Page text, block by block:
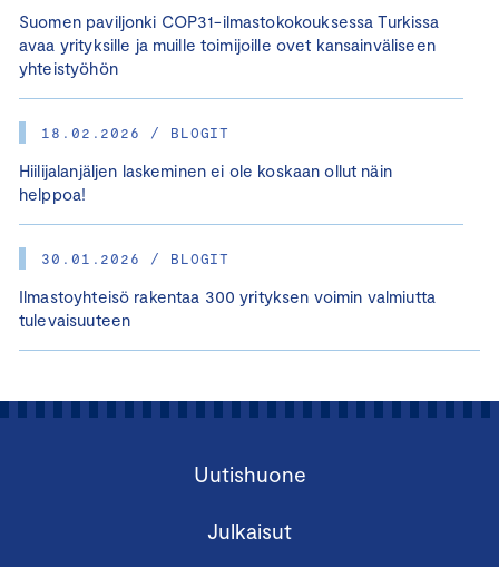
Suomen paviljonki COP31-ilmastokokouksessa Turkissa
avaa yrityksille ja muille toimijoille ovet kansainväliseen
yhteistyöhön
18.02.2026 / BLOGIT
Hiilijalanjäljen laskeminen ei ole koskaan ollut näin
helppoa!
30.01.2026 / BLOGIT
Ilmastoyhteisö rakentaa 300 yrityksen voimin valmiutta
tulevaisuuteen
Uutishuone
Julkaisut